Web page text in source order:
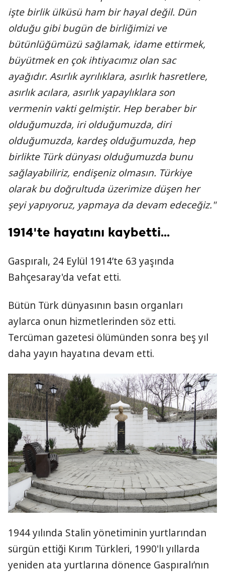
işte birlik ülküsü ham bir hayal değil. Dün
olduğu gibi bugün de birliğimizi ve
bütünlüğümüzü sağlamak, idame ettirmek,
büyütmek en çok ihtiyacımız olan sac
ayağıdır. Asırlık ayrılıklara, asırlık hasretlere,
asırlık acılara, asırlık yapaylıklara son
vermenin vakti gelmiştir. Hep beraber bir
olduğumuzda, iri olduğumuzda, diri
olduğumuzda, kardeş olduğumuzda, hep
birlikte Türk dünyası olduğumuzda bunu
sağlayabiliriz, endişeniz olmasın. Türkiye
olarak bu doğrultuda üzerimize düşen her
şeyi yapıyoruz, yapmaya da devam edeceğiz."
1914'te hayatını kaybetti...
Gaspıralı, 24 Eylül 1914’te 63 yaşında
Bahçesaray'da vefat etti.
Bütün Türk dünyasının basın organları
aylarca onun hizmetlerinden söz etti.
Tercüman gazetesi ölümünden sonra beş yıl
daha yayın hayatına devam etti.
1944 yılında Stalin yönetiminin yurtlarından
sürgün ettiği Kırım Türkleri, 1990'lı yıllarda
yeniden ata yurtlarına dönence Gaspıralı’nın